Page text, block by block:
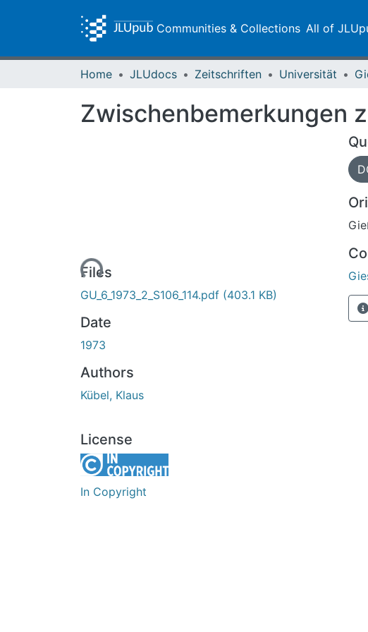
Communities & Collections All of
Home JLUdocs Zeitschriften Universität
Zwischenbemerkungen
Loading...
Files
GU_6_1973_2_S106_114.pdf (403.1 KB)
Date
1973
Authors
Kübel, Klaus
License
In Copyright